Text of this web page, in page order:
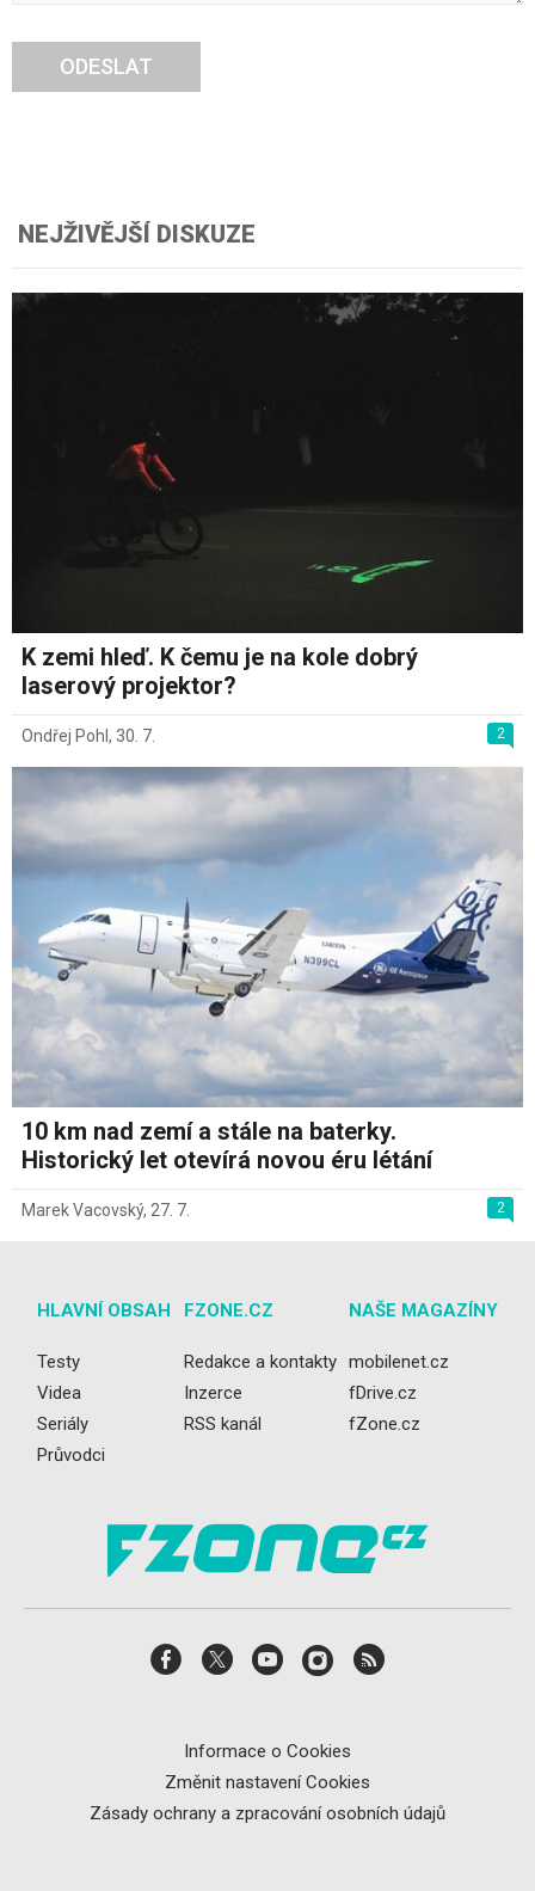
ODESLAT
NEJŽIVĚJŠÍ DISKUZE
K zemi hleď. K čemu je na kole dobrý
laserový projektor?
2
Ondřej Pohl , 30. 7.
10 km nad zemí a stále na baterky.
Historický let otevírá novou éru létání
2
Marek Vacovský, 27. 7.
HLAVNÍ OBSAH
Testy
Videa
Seriály
Průvodci
FZONE.CZ
Redakce a kontakty
Inzerce
RSS kanál
NAŠE MAGAZÍNY
mobilenet.cz
fDrive.cz
fZone.cz
Informace o Cookies
Změnit nastavení Cookies
Zásady ochrany a zpracování osobních údajů